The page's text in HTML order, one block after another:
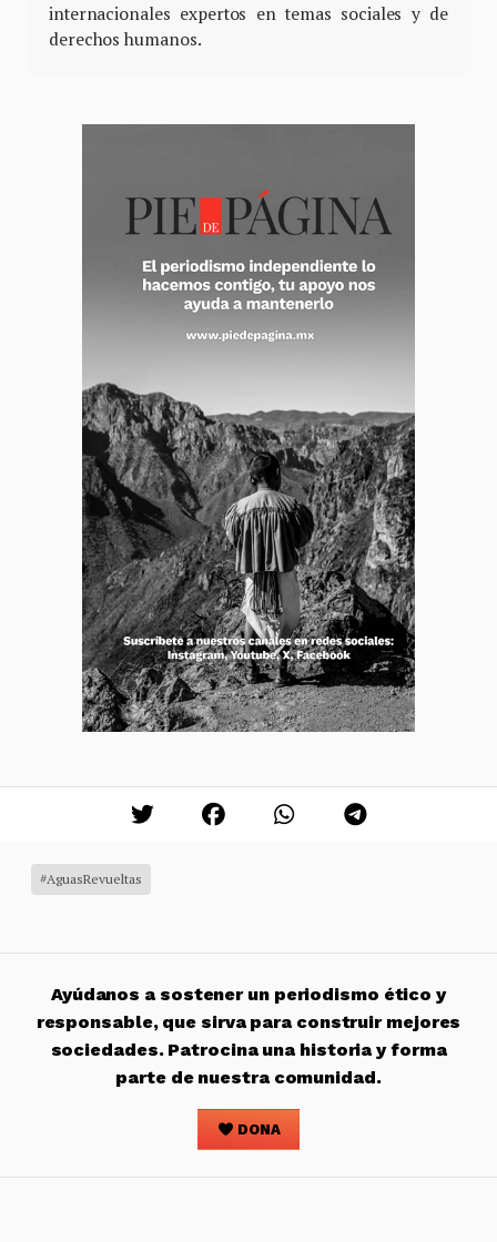
internacionales expertos en temas sociales y de
derechos humanos.
#AguasRevueltas
Ayúdanos a sostener un periodismo ético y
responsable, que sirva para construir mejores
sociedades. Patrocina una historia y forma
parte de nuestra comunidad.
DONA